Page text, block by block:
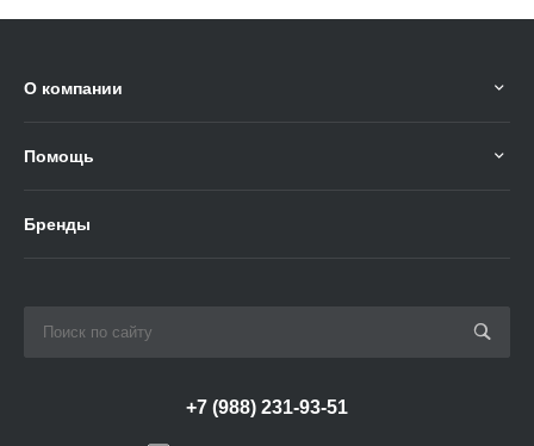
О компании
Помощь
Бренды
+7 (988) 231-93-51